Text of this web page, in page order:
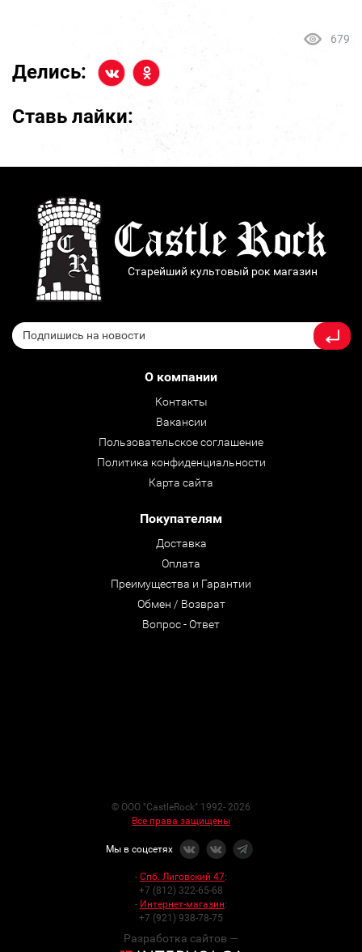
679
Делись:
Ставь лайки:
Старейший культовый рок магазин
О компании
Контакты
Вакансии
Пользовательское соглашение
Политика конфиденциальности
Карта сайта
Покупателям
Доставка
Оплата
Преимущества и Гарантии
Обмен / Возврат
Вопрос - Ответ
© ООО "CastleRock" 1992- 2026
Все права защищены
Мы в соцсетях
- Спб. Лиговский 47:
+7 (812) 322-65-68
- Интернет-магазин:
+7 (921) 938-78-75
Разработка сайтов —